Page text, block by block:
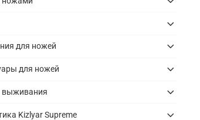
для ножей
для ножей
выживания
Kizlyar Supreme